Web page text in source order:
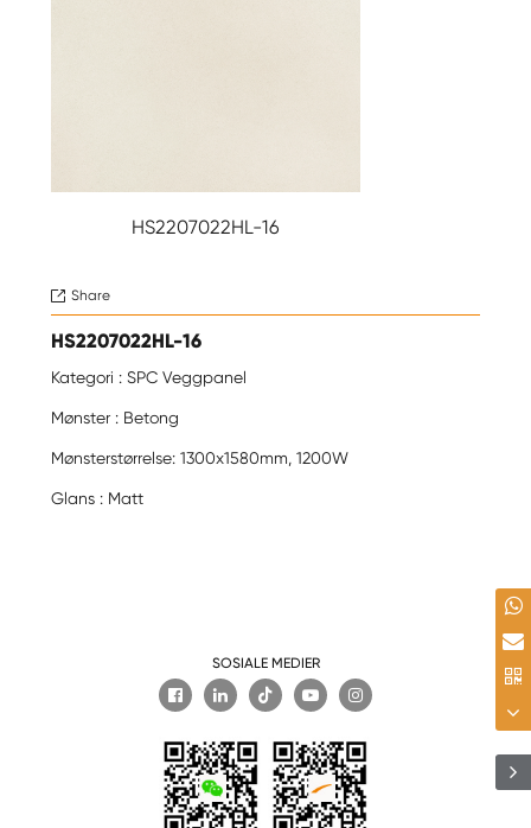
HS2207022HL-16
 Share
HS2207022HL-16
Kategori : SPC Veggpanel
Mønster : Betong
Mønsterstørrelse: 1300x1580mm, 1200W
Glans : Matt
SOSIALE MEDIER
